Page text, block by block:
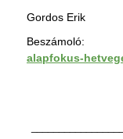
Gordos Erik
Beszámoló:
alapfokus-